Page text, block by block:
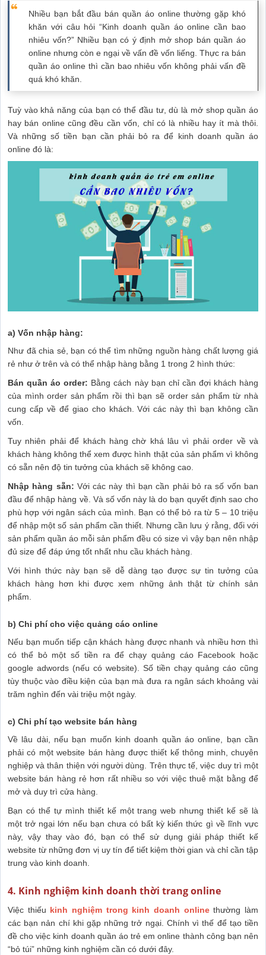
Nhiều bạn bắt đầu bán quần áo online thường gặp khó
khăn với câu hỏi “Kinh doanh quần áo online cần bao
nhiêu vốn?” Nhiều bạn có ý định mở shop bán quần áo
online nhưng còn e ngại về vấn đề vốn liếng. Thực ra bán
quần áo online thì cần bao nhiêu vốn không phải vấn đề
quá khó khăn.
Tuỳ vào khả năng của bạn có thể đầu tư, dù là mở shop quần áo
hay bán online cũng đều cần vốn, chỉ có là nhiều hay ít mà thôi.
Và những số tiền bạn cần phải bỏ ra để kinh doanh quần áo
online đó là:
a) Vốn nhập hàng:
Như đã chia sẻ, bạn có thể tìm những nguồn hàng chất lượng giá
rẻ như ở trên và có thể nhập hàng bằng 1 trong 2 hình thức:
Bán quần áo order: Bằng cách này bạn chỉ cần đợi khách hàng
của mình order sản phẩm rồi thì bạn sẽ order sản phẩm từ nhà
cung cấp về để giao cho khách. Với các này thì bạn không cần
vốn.
Tuy nhiên phải để khách hàng chờ khá lâu vì phải order về và
khách hàng không thể xem được hình thật của sản phẩm vì không
có sẵn nên độ tin tưởng của khách sẽ không cao.
Nhập hàng sẵn: Với các này thì bạn cần phải bỏ ra số vốn ban
đầu để nhập hàng về. Và số vốn này là do bạn quyết định sao cho
phù hợp với ngân sách của mình. Bạn có thể bỏ ra từ 5 – 10 triệu
để nhập một số sản phẩm cần thiết. Nhưng cần lưu ý rằng, đối với
sản phẩm quần áo mỗi sản phẩm đều có size vì vậy bạn nên nhập
đủ size để đáp ứng tốt nhất nhu cầu khách hàng.
Với hình thức này bạn sẽ dễ dàng tạo được sự tin tưởng của
khách hàng hơn khi được xem những ảnh thật từ chính sản
phẩm.
b) Chi phí cho việc quảng cáo online
Nếu bạn muốn tiếp cận khách hàng được nhanh và nhiều hơn thì
có thể bỏ một số tiền ra để chạy quảng cáo Facebook hoặc
google adwords (nếu có website). Số tiền chạy quảng cáo cũng
tùy thuộc vào điều kiện của bạn mà đưa ra ngân sách khoảng vài
trăm nghìn đến vài triệu một ngày.
c) Chi phí tạo website bán hàng
Về lâu dài, nếu bạn muốn kinh doanh quần áo online, bạn cần
phải có một website bán hàng được thiết kế thông minh, chuyên
nghiệp và thân thiện với người dùng. Trên thực tế, việc duy trì một
website bán hàng rẻ hơn rất nhiều so với việc thuê mặt bằng để
mở và duy trì cửa hàng.
Bạn có thể tự mình thiết kế một trang web nhưng thiết kế sẽ là
một trở ngại lớn nếu bạn chưa có bất kỳ kiến thức gì về lĩnh vực
này, vậy thay vào đó, bạn có thể sử dụng giải pháp thiết kế
website từ những đơn vị uy tín để tiết kiệm thời gian và chỉ cần tập
trung vào kinh doanh.
4. Kinh nghiệm kinh doanh thời trang online
Việc thiếu kinh nghiệm trong kinh doanh onlinethường làm
các bạn nản chí khi gặp những trở ngại. Chính vì thế để tạo tiền
đề cho việc kinh doanh quần áo trẻ em online thành công bạn nên
“bỏ túi” những kinh nghiệm cần có dưới đây.